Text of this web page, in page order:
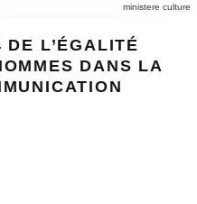
ministere culture
L’ÉGALITÉ
DANS LA